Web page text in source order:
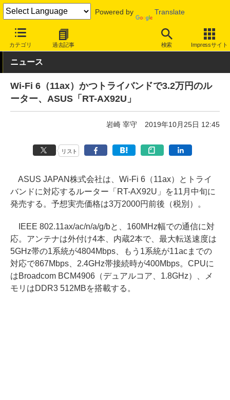
Powered by Translate
カテゴリ 過去記事 検索 Impressサイト
INTERNET Watch ハードウェア 無線LAN
ニュース
Wi-Fi 6（11ax）かつトライバンドで3.2万円のル
ーター、ASUS「RT-AX92U」
岩崎 宰守 2019年10月25日 12:45
リスト
ASUS JAPAN株式会社は、Wi-Fi 6（11ax）とトライ
バンドに対応するルーター「RT-AX92U」を11月中旬に
発売する。予想実売価格は3万2000円前後（税別）。
IEEE 802.11ax/ac/n/a/g/bと、160MHz幅での通信に対
応。アンテナは外付け4本、内蔵2本で、最大転送速度は
5GHz帯の1系統が4804Mbps、もう1系統が11acまでの
対応で867Mbps、2.4GHz帯接続時が400Mbps。CPUに
はBroadcom BCM4906（デュアルコア、1.8GHz）、メ
モリはDDR3 512MBを搭載する。